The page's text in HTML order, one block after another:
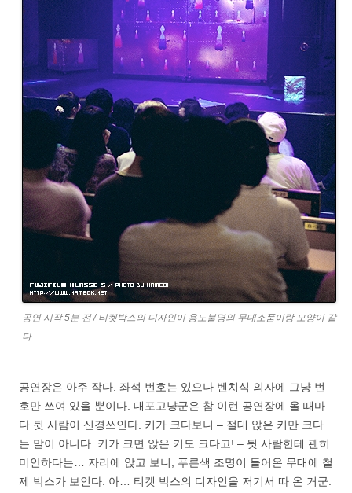
공연 시작 5분 전 / 티켓박스의 디자인이 용도불명의 무대소품이랑 모양이 같
다
공연장은 아주 작다. 좌석 번호는 있으나 벤치식 의자에 그냥 번
호만 쓰여 있을 뿐이다. 대포고냥군은 참 이런 공연장에 올 때마
다 뒷 사람이 신경쓰인다. 키가 크다보니 – 절대 앉은 키만 크다
는 말이 아니다. 키가 크면 앉은 키도 크다고! – 뒷 사람한테 괜히
미안하다는… 자리에 앉고 보니, 푸른색 조명이 들어온 무대에 철
제 박스가 보인다. 아… 티켓 박스의 디자인을 저기서 따 온 거군.